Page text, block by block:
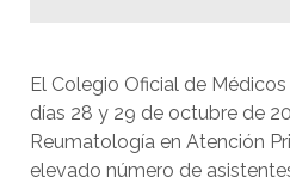
El Colegio Oficial de
días 28 y 29 de octubre de
Reumatología en Atención
elevado número de